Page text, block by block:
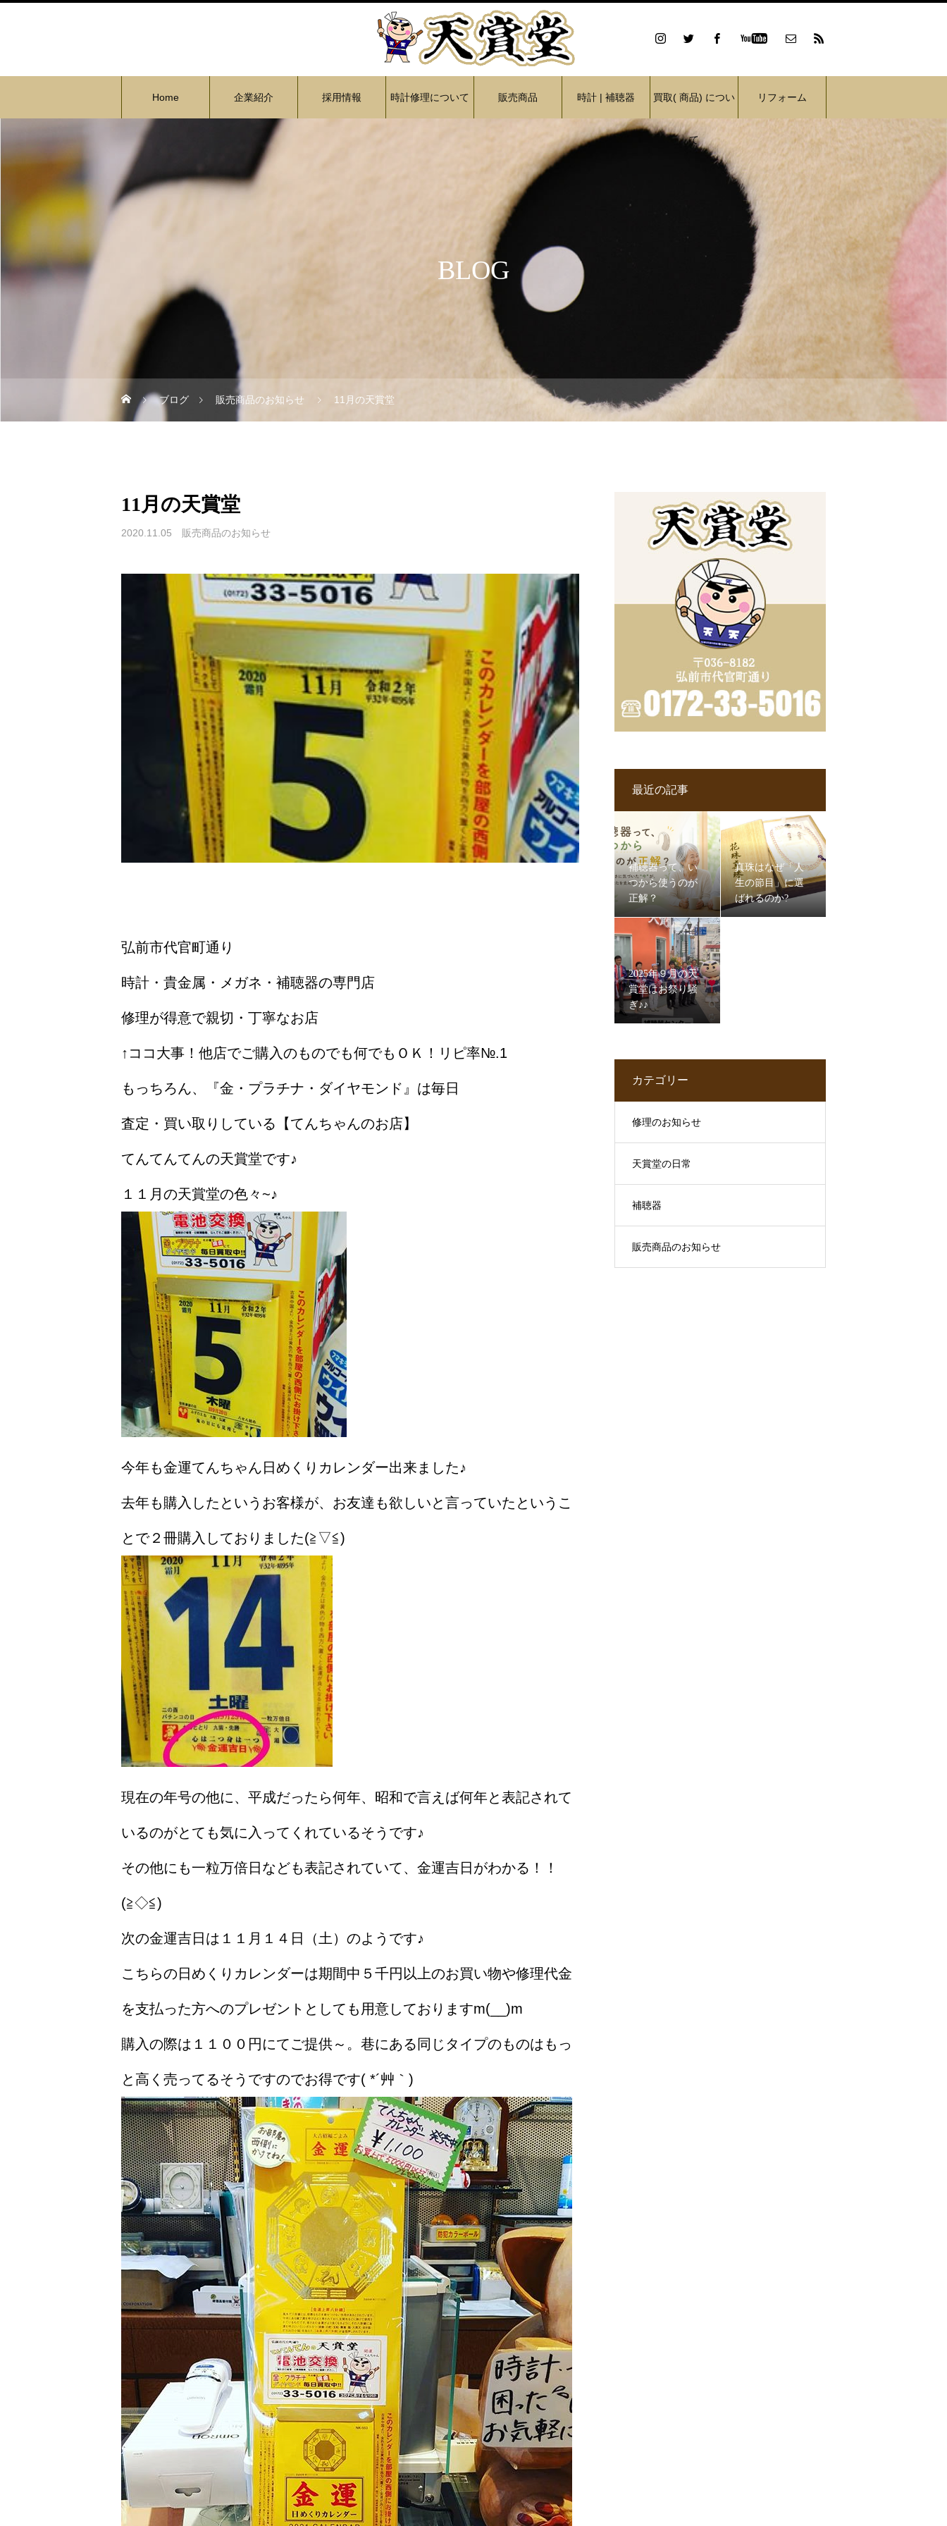
Home 企業紹介 採用情報 時計修理について 販売商品 時計 | 補聴器 買取( 商品) につい
て
リフォーム
BLOG
ブログ 販売商品のお知らせ 11月の天賞堂
11月の天賞堂
2020.11.05 販売商品のお知らせ
弘前市代官町通り
時計・貴金属・メガネ・補聴器の専門店
修理が得意で親切・丁寧なお店
↑ココ大事！他店でご購入のものでも何でもＯＫ！リピ率№.1
もっちろん、『金・プラチナ・ダイヤモンド』は毎日
査定・買い取りしている【てんちゃんのお店】
てんてんてんの天賞堂です♪
１１月の天賞堂の色々~♪
今年も金運てんちゃん日めくりカレンダー出来ました♪
去年も購入したというお客様が、お友達も欲しいと言っていたというこ
とで２冊購入しておりました(≧▽≦)
現在の年号の他に、平成だったら何年、昭和で言えば何年と表記されて
いるのがとても気に入ってくれているそうです♪
その他にも一粒万倍日なども表記されていて、金運吉日がわかる！！
(≧◇≦)
次の金運吉日は１１月１４日（土）のようです♪
こちらの日めくりカレンダーは期間中５千円以上のお買い物や修理代金
を支払った方へのプレゼントとしても用意しておりますm(__)m
購入の際は１１００円にてご提供～。巷にある同じタイプのものはもっ
と高く売ってるそうですのでお得です( *´艸｀)
最近の記事
補聴器って、い
つから使うのが
正解？
真珠はなぜ「人
生の節目」に選
ばれるのか?
2025年９月の天
賞堂はお祭り騒
ぎ♪♪
カテゴリー
修理のお知らせ
天賞堂の日常
補聴器
販売商品のお知らせ